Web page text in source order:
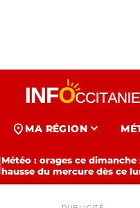
location_on MA RÉGION expand_more
Météo : orages ce
hausse du mercure dès ce